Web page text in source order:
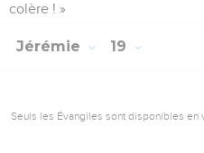
colère ! »
Jérémie 19
Seuls les Évangiles sont disponibles en